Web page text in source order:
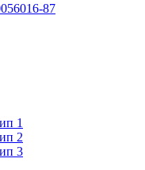
87
1
2
3